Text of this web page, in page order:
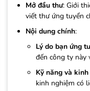
Mở đầu thư: Giới
viết thư ứng tuyển
Nội dung chính:
Lý do bạn ứng
đến công ty này
Kỹ năng và
kinh nghiệm có